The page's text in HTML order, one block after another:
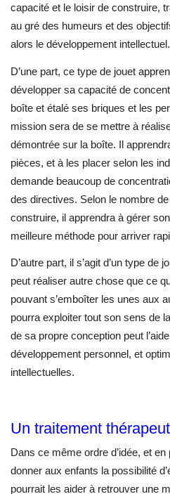
capacité et le loisir de construire,
au gré des humeurs et des
alors le développement intellectuel.
D’une part, ce type de jouet
développer sa capacité de
boîte et étalé ses briques et les
mission sera de se mettre à
démontrée sur la boîte. Il
pièces, et à les placer selon les
demande beaucoup de
des directives. Selon le nombre
construire, il apprendra à gérer
meilleure méthode pour arriver
D’autre part, il s’agit d’un type de
peut réaliser autre chose que ce
pouvant s’emboîter les unes aux
pourra exploiter tout son sens de
de sa propre conception peut
développement personnel, et
intellectuelles.
Un traitement
Dans ce même ordre d’idée, et
donner aux enfants la possibilité
pourrait les aider à retrouver une